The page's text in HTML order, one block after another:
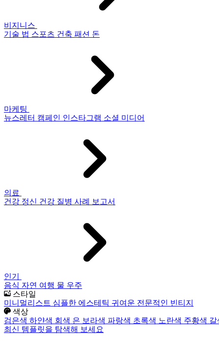
비지니스
기술 법 스포츠 건축 패션 돈
마케팅
뉴스레터 캠페인 인스타그램 소셜 미디어
의료
건강 정신 건강 질병 사례 보고서
인기
음식 자연 여행 물 우주
스타일
미니멀리스트 심플한 에스테틱 귀여운 전문적인 빈티지
색상
검은색 하얀색 회색 은 보라색 파랑색 초록색 노란색 주황색
최신 템플릿을 탐색해 보세요